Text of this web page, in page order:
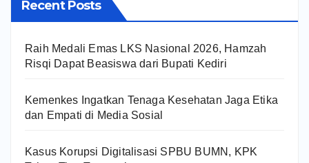
Recent Posts
Raih Medali Emas LKS Nasional 2026, Hamzah
Risqi Dapat Beasiswa dari Bupati Kediri
Kemenkes Ingatkan Tenaga Kesehatan Jaga Etika
dan Empati di Media Sosial
Kasus Korupsi Digitalisasi SPBU BUMN, KPK